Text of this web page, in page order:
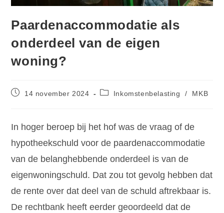
Paardenaccommodatie als
onderdeel van de eigen
woning?
14 november 2024 Inkomstenbelasting / MKB
In hoger beroep bij het hof was de vraag of de
hypotheekschuld voor de paardenaccommodatie
van de belanghebbende onderdeel is van de
eigenwoningschuld. Dat zou tot gevolg hebben dat
de rente over dat deel van de schuld aftrekbaar is.
De rechtbank heeft eerder geoordeeld dat de